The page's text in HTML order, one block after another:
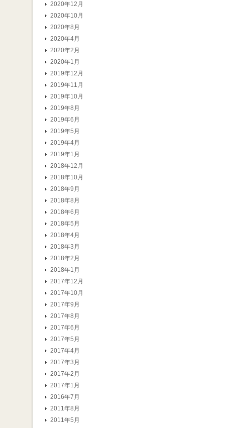
2020年12月
2020年10月
2020年8月
2020年4月
2020年2月
2020年1月
2019年12月
2019年11月
2019年10月
2019年8月
2019年6月
2019年5月
2019年4月
2019年1月
2018年12月
2018年10月
2018年9月
2018年8月
2018年6月
2018年5月
2018年4月
2018年3月
2018年2月
2018年1月
2017年12月
2017年10月
2017年9月
2017年8月
2017年6月
2017年5月
2017年4月
2017年3月
2017年2月
2017年1月
2016年7月
2011年8月
2011年5月